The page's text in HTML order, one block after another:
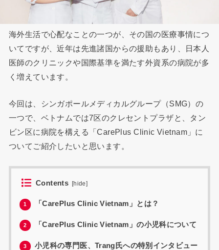
海外生活で心配なことの一つが、その国の医療事情につ
いてですが、近年は先進諸国からの援助もあり、日本人
医師のクリニックや国際基準を満たす外資系の病院が多
く増えています。
今回は、シンガポールメディカルグループ（SMG）の
一つで、ベトナムでは7区のクレセントプラザと、タン
ビン区に病院を構える「CarePlus Clinic Vietnam」に
ついてご紹介したいと思います。
Contents [hide]
1 「CarePlus Clinic Vietnam」とは？
2 「CarePlus Clinic Vietnam」の小児科について
3 小児科の専門医、Trang氏への特別インタビュー